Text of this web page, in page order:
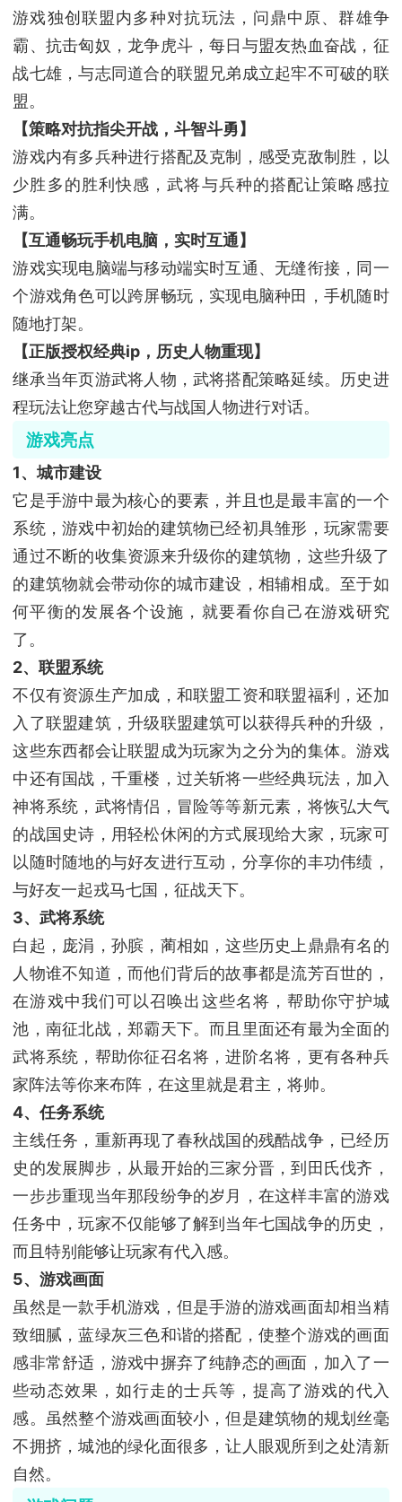
游戏独创联盟内多种对抗玩法，问鼎中原、群雄争
霸、抗击匈奴，龙争虎斗，每日与盟友热血奋战，征
战七雄，与志同道合的联盟兄弟成立起牢不可破的联
盟。
【策略对抗指尖开战，斗智斗勇】
游戏内有多兵种进行搭配及克制，感受克敌制胜，以
少胜多的胜利快感，武将与兵种的搭配让策略感拉
满。
【互通畅玩手机电脑，实时互通】
游戏实现电脑端与移动端实时互通、无缝衔接，同一
个游戏角色可以跨屏畅玩，实现电脑种田，手机随时
随地打架。
【正版授权经典ip，历史人物重现】
继承当年页游武将人物，武将搭配策略延续。历史进
程玩法让您穿越古代与战国人物进行对话。
游戏亮点
1、城市建设
它是手游中最为核心的要素，并且也是最丰富的一个
系统，游戏中初始的建筑物已经初具雏形，玩家需要
通过不断的收集资源来升级你的建筑物，这些升级了
的建筑物就会带动你的城市建设，相辅相成。至于如
何平衡的发展各个设施，就要看你自己在游戏研究
了。
2、联盟系统
不仅有资源生产加成，和联盟工资和联盟福利，还加
入了联盟建筑，升级联盟建筑可以获得兵种的升级，
这些东西都会让联盟成为玩家为之分为的集体。游戏
中还有国战，千重楼，过关斩将一些经典玩法，加入
神将系统，武将情侣，冒险等等新元素，将恢弘大气
的战国史诗，用轻松休闲的方式展现给大家，玩家可
以随时随地的与好友进行互动，分享你的丰功伟绩，
与好友一起戎马七国，征战天下。
3、武将系统
白起，庞涓，孙膑，蔺相如，这些历史上鼎鼎有名的
人物谁不知道，而他们背后的故事都是流芳百世的，
在游戏中我们可以召唤出这些名将，帮助你守护城
池，南征北战，郑霸天下。而且里面还有最为全面的
武将系统，帮助你征召名将，进阶名将，更有各种兵
家阵法等你来布阵，在这里就是君主，将帅。
4、任务系统
主线任务，重新再现了春秋战国的残酷战争，已经历
史的发展脚步，从最开始的三家分晋，到田氏伐齐，
一步步重现当年那段纷争的岁月，在这样丰富的游戏
任务中，玩家不仅能够了解到当年七国战争的历史，
而且特别能够让玩家有代入感。
5、游戏画面
虽然是一款手机游戏，但是手游的游戏画面却相当精
致细腻，蓝绿灰三色和谐的搭配，使整个游戏的画面
感非常舒适，游戏中摒弃了纯静态的画面，加入了一
些动态效果，如行走的士兵等，提高了游戏的代入
感。虽然整个游戏画面较小，但是建筑物的规划丝毫
不拥挤，城池的绿化面很多，让人眼观所到之处清新
自然。